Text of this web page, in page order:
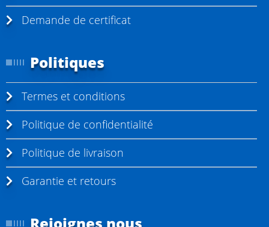
Demande de certificat
Politiques
Termes et conditions
Politique de confidentialité
Politique de livraison
Garantie et retours